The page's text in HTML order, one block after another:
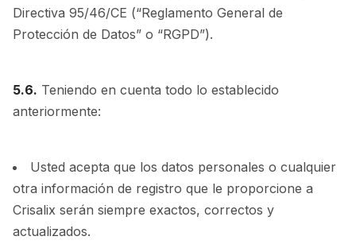
Directiva 95/46/CE (“Reglamento General de
Protección de Datos” o “RGPD”).
5.6. Teniendo en cuenta todo lo establecido
anteriormente:
Usted acepta que los datos personales o cualquier
otra información de registro que le proporcione a
Crisalix serán siempre exactos, correctos y
actualizados.